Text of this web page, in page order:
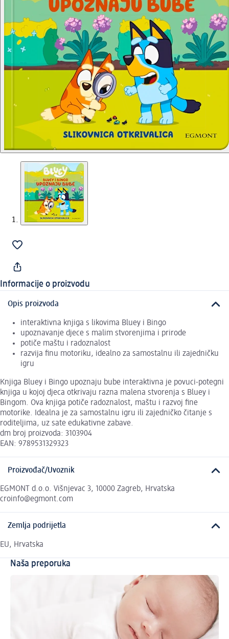
Informacije o proizvodu
Opis proizvoda
interaktivna knjiga s likovima Bluey i Bingo
upoznavanje djece s malim stvorenjima i prirode
potiče maštu i radoznalost
razvija finu motoriku, idealno za samostalnu ili zajedničku
igru
Knjiga Bluey i Bingo upoznaju bube interaktivna je povuci-potegni
knjiga u kojoj djeca otkrivaju razna malena stvorenja s Bluey i
Bingom. Ova knjiga potiče radoznalost, maštu i razvoj fine
motorike. Idealna je za samostalnu igru ili zajedničko čitanje s
roditeljima, uz sate edukativne zabave.
dm broj proizvoda: 3103904
EAN: 9789531329323
Proizvođač/Uvoznik
EGMONT d.o.o. Višnjevac 3, 10000 Zagreb, Hrvatska
croinfo@egmont.com
Zemlja podrijetla
EU, Hrvatska
Naša preporuka